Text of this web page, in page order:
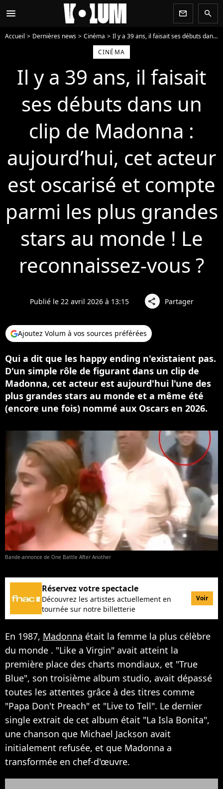
menu newsletter search
Accueil Dernières news Cinéma
Il y a 39 ans, il faisait ses débuts dans un clip de Madonna : aujourd’hui, cet acteur est oscarisé et compte parmi les plus grandes stars au monde ! Le reconnaissez-vous ?
CINÉMA
Il y a 39 ans, il faisait
ses débuts dans un
clip de Madonna :
aujourd’hui, cet acteur
est oscarisé et compte
parmi les plus grandes
stars au monde ! Le
reconnaissez-vous ?
Publié le 22 avril 2026 à 13:15 share Partager
Ajoutez Volum à vos sources préférées
Qui a dit que les happy ending n'existaient pas.
D'un simple rôle de figurant dans un clip de
Madonna, cet acteur est aujourd'hui l'une des
plus grandes stars au monde et a même été
(encore une fois) nommé aux Oscars en 2026.
Bande-annonce de One Battle After Another
Réservez votre spectacle
Découvrez les artistes actuellement en
tournée sur notre billetterie
Voir
En 1987, Madonna était la femme la plus célèbre
du monde . "Like a Virgin" avait atteint la
première place des charts mondiaux, et "True
Blue", son troisième album studio, avait dépassé
toutes les attentes grâce à des titres comme
"Papa Don't Preach" et "Live to Tell". Le dernier
single extrait de cet album était "La Isla Bonita",
une chanson que Michael Jackson avait
initialement refusée, et que Madonna a
transformée en chef-d'œuvre.